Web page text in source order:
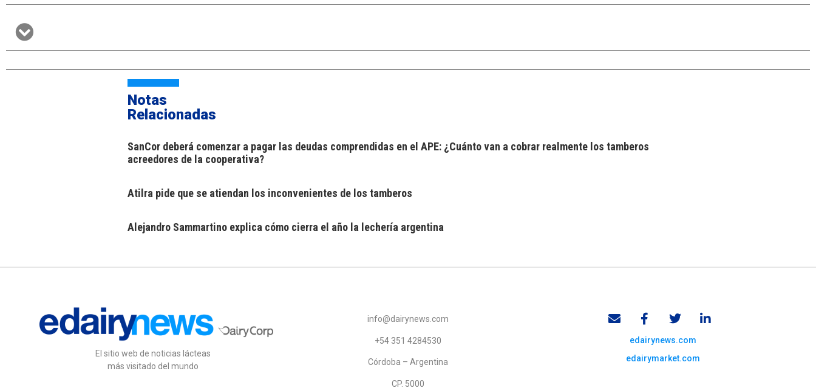
Notas
Relacionadas
SanCor deberá comenzar a pagar las deudas comprendidas en el APE: ¿Cuánto van a cobrar realmente los tamberos
acreedores de la cooperativa?
Atilra pide que se atiendan los inconvenientes de los tamberos
Alejandro Sammartino explica cómo cierra el año la lechería argentina
El sitio web de noticias lácteas
más visitado del mundo
info@dairynews.com
+54 351 4284530
Córdoba – Argentina
CP. 5000
edairynews.com
edairymarket.com